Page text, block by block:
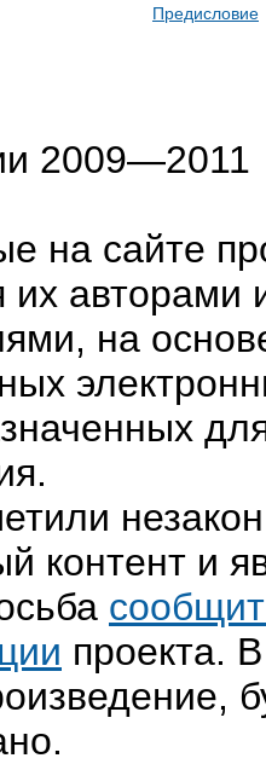
Предисловие
2009—2011
на сайте
их авторами
на
контент и
проекта.